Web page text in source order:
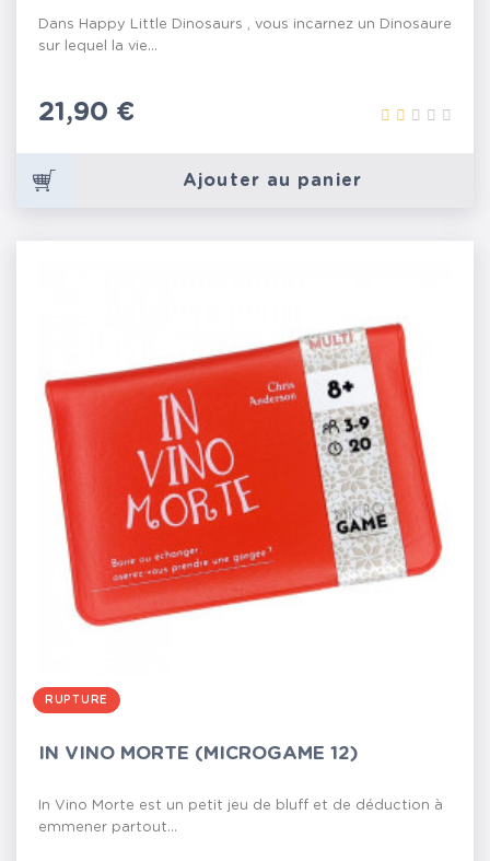
Dans Happy Little Dinosaurs , vous incarnez un Dinosaure
sur lequel la vie...
Prix
21,90 €
Ajouter au panier
RUPTURE
IN VINO MORTE (MICROGAME 12)
In Vino Morte est un petit jeu de bluff et de déduction à
emmener partout...